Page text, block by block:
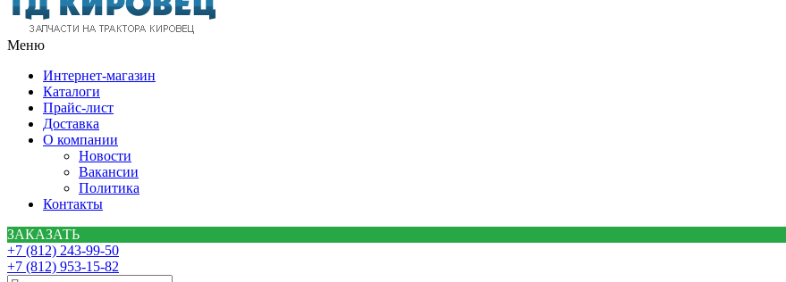
Меню
Интернет-магазин
Каталоги
Прайс-лист
Доставка
О компании
Новости
Вакансии
Политика
Контакты
ЗАКАЗАТЬ
+7 (812) 243-99-50
+7 (812) 953-15-82